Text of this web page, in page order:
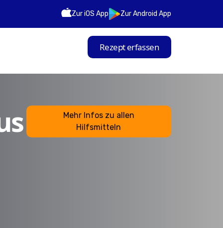
Zur iOS App Zur Android App
Rezept erfassen
Mehr Infos zu allen
Hilfsmitteln